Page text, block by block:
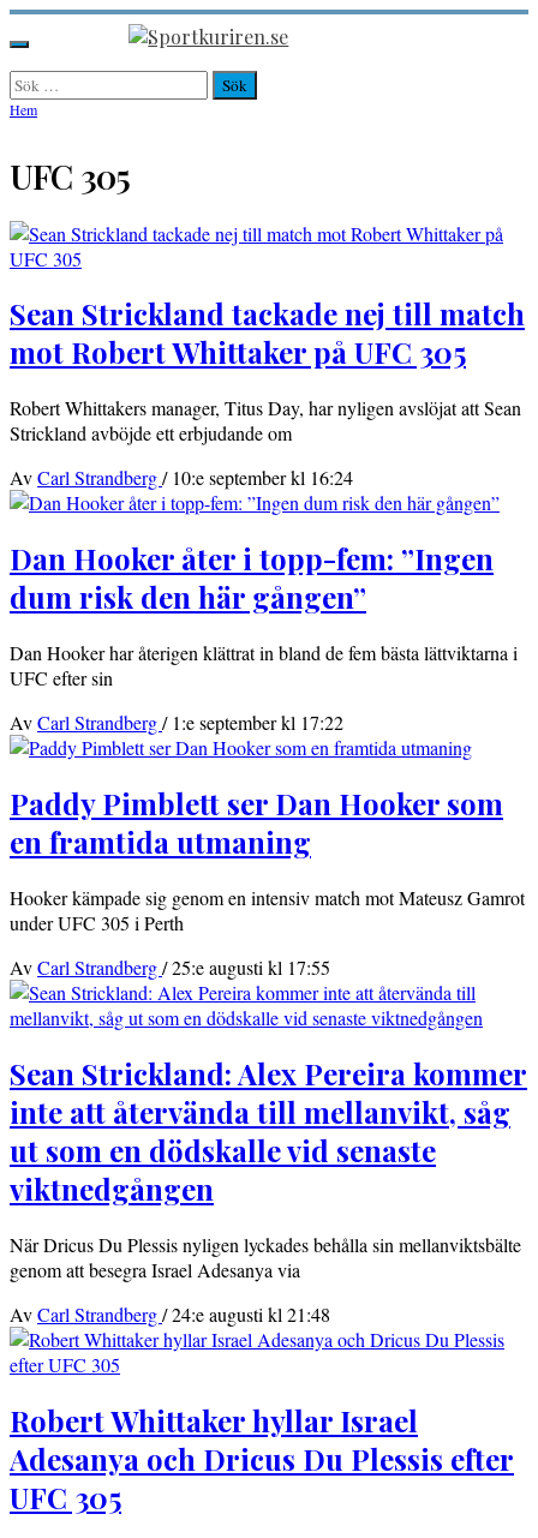
Hoppa
till
innehåll
Sportkuriren.se
Primär
meny
Sök
efter:
Hem
UFC 305
Sean Strickland tackade nej till match
mot Robert Whittaker på UFC 305
Robert Whittakers manager, Titus Day, har nyligen avslöjat att Sean
Strickland avböjde ett erbjudande om
AvCarl Strandberg/ 10:e september kl 16:24
Dan Hooker åter i topp-fem: ”Ingen
dum risk den här gången”
Dan Hooker har återigen klättrat in bland de fem bästa lättviktarna i
UFC efter sin
AvCarl Strandberg/ 1:e september kl 17:22
Paddy Pimblett ser Dan Hooker som
en framtida utmaning
Hooker kämpade sig genom en intensiv match mot Mateusz Gamrot
under UFC 305 i Perth
AvCarl Strandberg/25:e augusti kl 17:55
Sean Strickland: Alex Pereira kommer
inte att återvända till mellanvikt, såg
ut som en dödskalle vid senaste
viktnedgången
När Dricus Du Plessis nyligen lyckades behålla sin mellanviktsbälte
genom att besegra Israel Adesanya via
AvCarl Strandberg/24:e augusti kl 21:48
Robert Whittaker hyllar Israel
Adesanya och Dricus Du Plessis efter
UFC 305